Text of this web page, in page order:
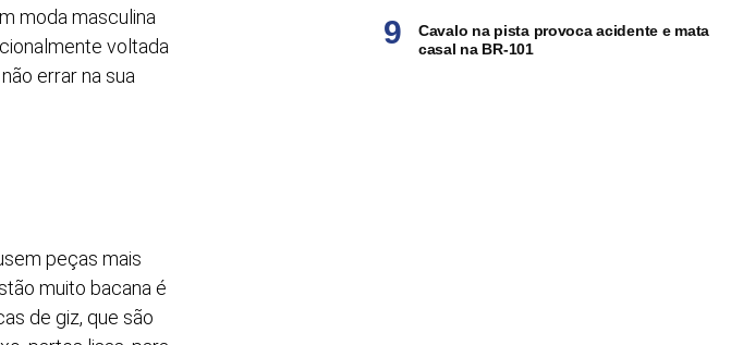
moda masculina
voltada
errar na sua
peças mais
muito bacana é
de giz, que são
Cavalo na pista provoca acidente e mata
casal na BR-101